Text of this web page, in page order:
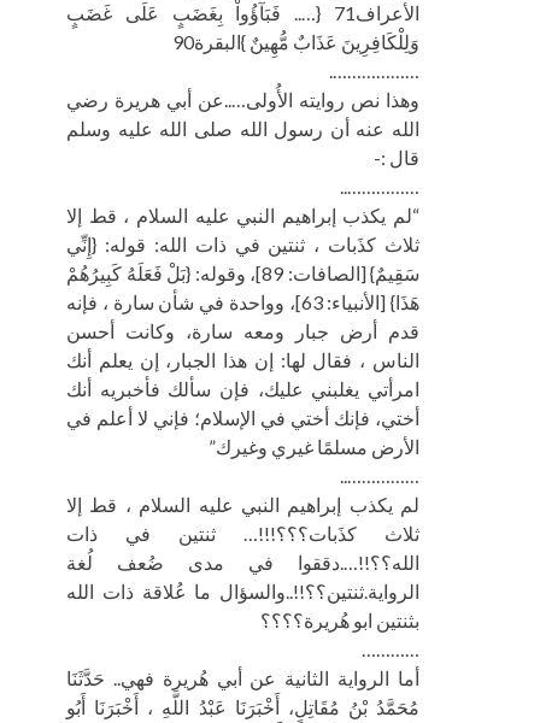
الأعراف71 {….. فَبَآؤُواْ بِغَضَبٍ عَلَى غَضَبٍ
وَلِلْكَافِرِينَ عَذَابٌ مُّهِينٌ }البقرة90
……………….
وهذا نص روايته الأُولى…..عن أبي هريرة رضي
الله عنه أن رسول الله صلى الله عليه وسلم
قال :-
……………..
“لم يكذب إبراهيم النبي عليه السلام ، قط إلا
ثلاث كذَبات ، ثنتين في ذات الله: قوله: {إِنِّي
سَقِيمٌ} [الصافات: 89]، وقوله: {بَلْ فَعَلَهُ كَبِيرُهُمْ
هَذَا} [الأنبياء: 63]، وواحدة في شأن سارة ، فإنه
قدم أرض جبار ومعه سارة، وكانت أحسن
الناس ، فقال لها: إن هذا الجبار، إن يعلم أنك
امرأتي يغلبني عليك، فإن سألك فأخبريه أنك
أختي، فإنك أختي في الإسلام؛ فإني لا أعلم في
الأرض مسلمًا غيري وغيرك”
……………..
لم يكذب إبراهيم النبي عليه السلام ، قط إلا
ثلاث كذَبات؟؟؟!!!… ثنتين في ذات
الله؟؟!!….دققوا في مدى ضُعف لُغة
الرواية.ثنتين؟؟!!..والسؤال ما عُلاقة ذات الله
بثنتين ابو هُريرة؟؟؟؟
…………
أما الرواية الثانية عن أبي هُريرة فهي.. حَدَّثَنَا
مُحَمَّدُ بْنُ مُقَاتِلٍ، أَخْبَرَنَا عَبْدُ اللَّهِ ، أَخْبَرَنَا أَبُو